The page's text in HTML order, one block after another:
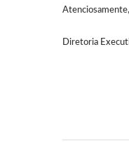
Atenciosamente,
Diretoria